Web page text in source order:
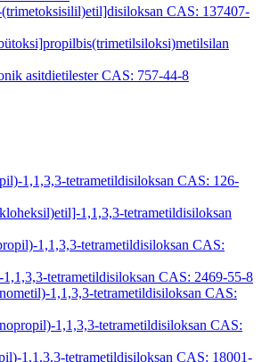
CAS: 137407-
asitdietilester CAS: 757-44-8
1,1,3,3-tetrametildisiloksan CAS: 126-
1,1,3,3-tetrametildisiloksan
1,1,3,3-tetrametildisiloksan CAS:
tetrametildisiloksan CAS: 2469-55-8
1,1,3,3-tetrametildisiloksan CAS:
1,1,3,3-tetrametildisiloksan CAS:
1,1,3,3-tetrametildisiloksan CAS: 18001-